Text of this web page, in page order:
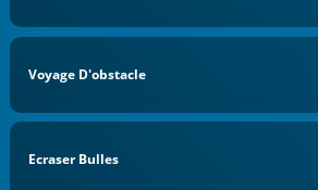
Voyage D'obstacle
Ecraser Bulles